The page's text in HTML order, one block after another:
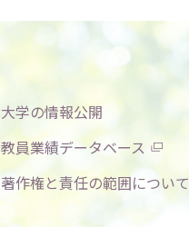
大学の情報公開
教員業績データベース
著作権と責任の範囲について